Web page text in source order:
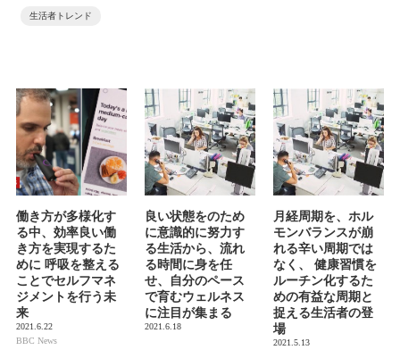
生活者トレンド
働き方が多様化す
る中、効率良い働
き方を実現するた
めに 呼吸を整える
ことでセルフマネ
ジメントを行う未
来
2021.6.22
BBC News
良い状態をのため
に意識的に努力す
る生活から、流れ
る時間に身を任
せ、自分のペース
で育むウェルネス
に注目が集まる
2021.6.18
月経周期を、ホル
モンバランスが崩
れる辛い周期では
なく、 健康習慣を
ルーチン化するた
めの有益な周期と
捉える生活者の登
場
2021.5.13